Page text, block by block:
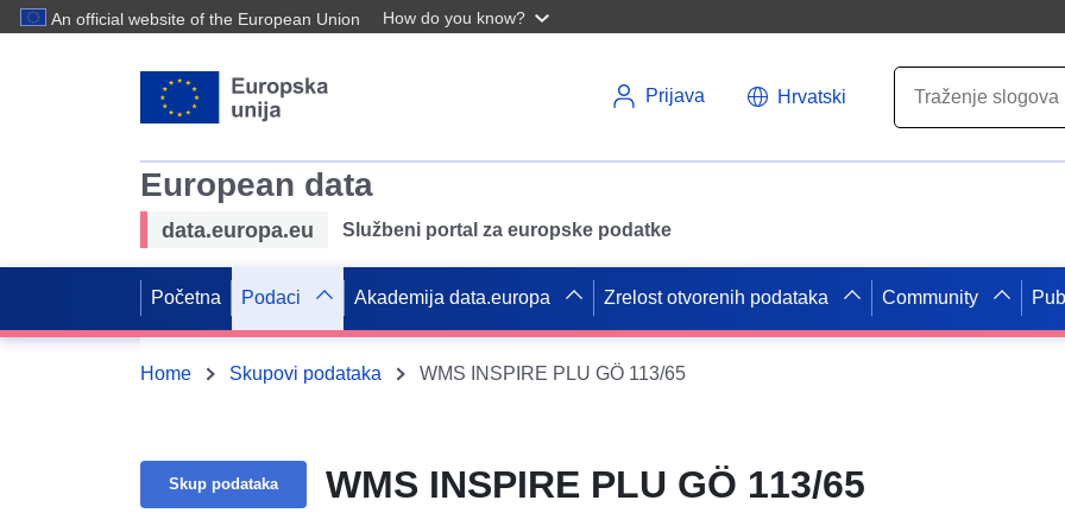
An official website of the European Union How do you know?
Prijava Hrvatski
European data
data.europa.eu Službeni portal za europske podatke
Početna Podaci Akademija data.europa Zrelost otvorenih podataka Community
Home Skupovi podataka WMS INSPIRE PLU GÖ 113/65
Skup podataka WMS INSPIRE PLU GÖ 113/65